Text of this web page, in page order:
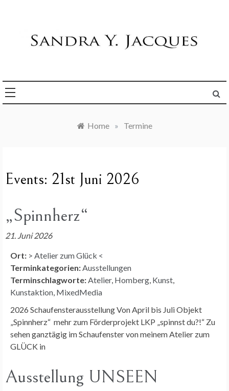
Home » Termine
Events: 21st Juni 2026
„Spinnherz“
21. Juni 2026
Ort: > Atelier zum Glück <
Terminkategorien: Ausstellungen
Terminschlagworte: Atelier, Homberg Kunst
Kunstaktion MixedMedia
2026 Schaufensterausstellung Von April bis Juli Objekt
„Spinnherz“ mehr zum Förderprojekt LKP „spinnst du?!“ Zu
sehen ganztägig im Schaufenster von meinem Atelier zum
GLÜCK in
Ausstellung UNSEEN